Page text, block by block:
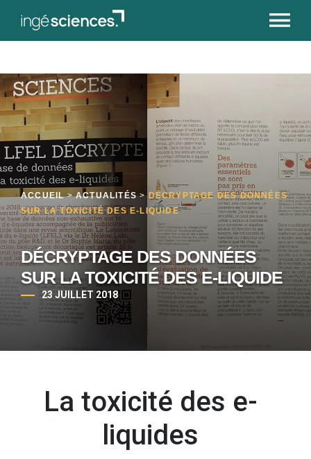
ACCUEIL>ACTUALITÉS> DÉCRYPTAGE DES DONNÉES
SUR LA TOXICITÉ DES E-LIQUIDE
DÉCRYPTAGE DES DONNÉES
SUR LA TOXICITÉ DES E-LIQUIDE
23 JUILLET 2018
La toxicité des e-
liquides